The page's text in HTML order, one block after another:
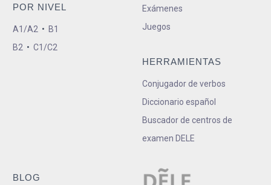
POR NIVEL
A1/A2 • B1
B2 • C1/C2
Exámenes
Juegos
HERRAMIENTAS
Conjugador de verbos
Diccionario español
Buscador de centros de
examen DELE
BLOG